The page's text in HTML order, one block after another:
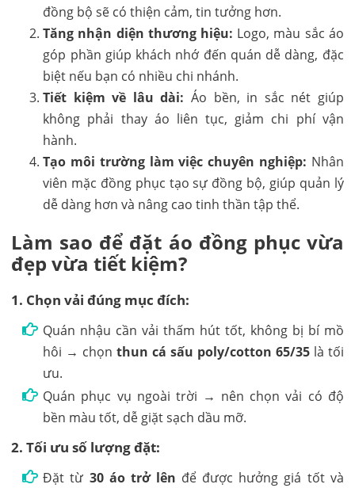
đồng bộ sẽ có thiện cảm, tin tưởng hơn.
Tăng nhận diện thương hiệu: Logo, màu sắc áo
góp phần giúp khách nhớ đến quán dễ dàng, đặc
biệt nếu bạn có nhiều chi nhánh.
Tiết kiệm về lâu dài: Áo bền, in sắc nét giúp
không phải thay áo liên tục, giảm chi phí vận
hành.
Tạo môi trường làm việc chuyên nghiệp: Nhân
viên mặc đồng phục tạo sự đồng bộ, giúp quản lý
dễ dàng hơn và nâng cao tinh thần tập thể.
Làm sao để đặt áo đồng phục vừa
đẹp vừa tiết kiệm?
1. Chọn vải đúng mục đích:
Quán nhậu cần vải thấm hút tốt, không bị bí mồ
hôi → chọnthun cá sấu poly/cotton 65/35là tối
ưu.
Quán phục vụ ngoài trời → nên chọn vải có độ
bền màu tốt, dễ giặt sạch dầu mỡ.
2. Tối ưu số lượng đặt:
Đặt từ 30 áo trở lên để được hưởng giá tốt và